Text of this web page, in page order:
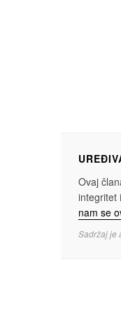
Ovaj
integritet
nam se
Sadržaj je